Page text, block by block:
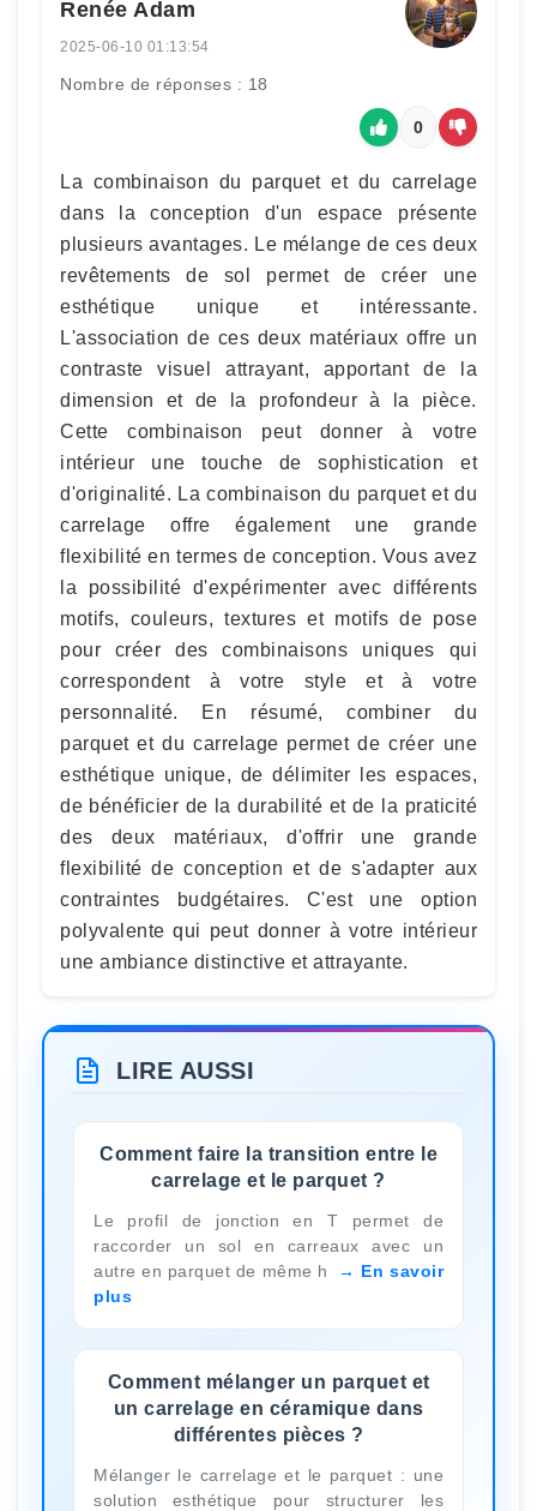
Renée Adam
2025-06-10 01:13:54
Nombre de réponses : 18
0
La combinaison du parquet et du carrelage
dans la conception d'un espace présente
plusieurs avantages. Le mélange de ces deux
revêtements de sol permet de créer une
esthétique unique et intéressante.
L'association de ces deux matériaux offre un
contraste visuel attrayant, apportant de la
dimension et de la profondeur à la pièce.
Cette combinaison peut donner à votre
intérieur une touche de sophistication et
d'originalité. La combinaison du parquet et du
carrelage offre également une grande
flexibilité en termes de conception. Vous avez
la possibilité d'expérimenter avec différents
motifs, couleurs, textures et motifs de pose
pour créer des combinaisons uniques qui
correspondent à votre style et à votre
personnalité. En résumé, combiner du
parquet et du carrelage permet de créer une
esthétique unique, de délimiter les espaces,
de bénéficier de la durabilité et de la praticité
des deux matériaux, d'offrir une grande
flexibilité de conception et de s'adapter aux
contraintes budgétaires. C'est une option
polyvalente qui peut donner à votre intérieur
une ambiance distinctive et attrayante.
LIRE AUSSI
Comment faire la transition entre le
carrelage et le parquet ?
Le profil de jonction en T permet de
raccorder un sol en carreaux avec un
autre en parquet de même h
En savoir
plus
Comment mélanger un parquet et
un carrelage en céramique dans
différentes pièces ?
Mélanger le carrelage et le parquet : une
solution esthétique pour structurer les